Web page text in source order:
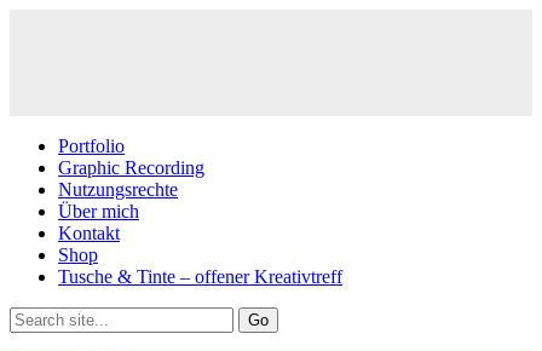
Portfolio
Graphic Recording
Nutzungsrechte
Über mich
Kontakt
Shop
Tusche & Tinte – offener Kreativtreff